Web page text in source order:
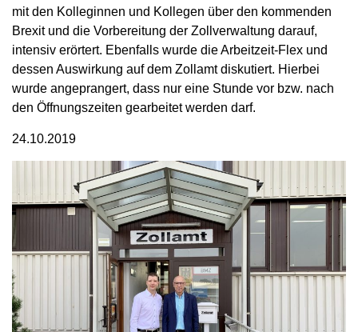
mit den Kolleginnen und Kollegen über den kommenden
Brexit und die Vorbereitung der Zollverwaltung darauf,
intensiv erörtert. Ebenfalls wurde die Arbeitzeit-Flex und
dessen Auswirkung auf dem Zollamt diskutiert. Hierbei
wurde angeprangert, dass nur eine Stunde vor bzw. nach
den Öffnungszeiten gearbeitet werden darf.
24.10.2019